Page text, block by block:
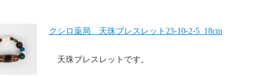
クシロ薬局 天珠ブレスレット23-10-2-5_18cm
天珠ブレスレットです。